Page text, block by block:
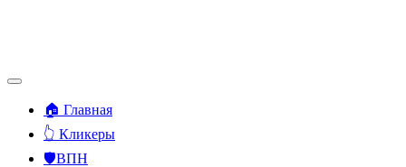
🏠 Главная
👆 Кликеры
🛡️ВПН